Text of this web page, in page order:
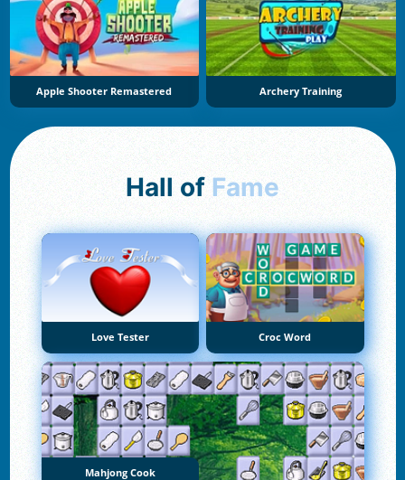
Apple Shooter Remastered Archery Training
Hall of Fame
Love Tester Croc Word
Mahjong Cook